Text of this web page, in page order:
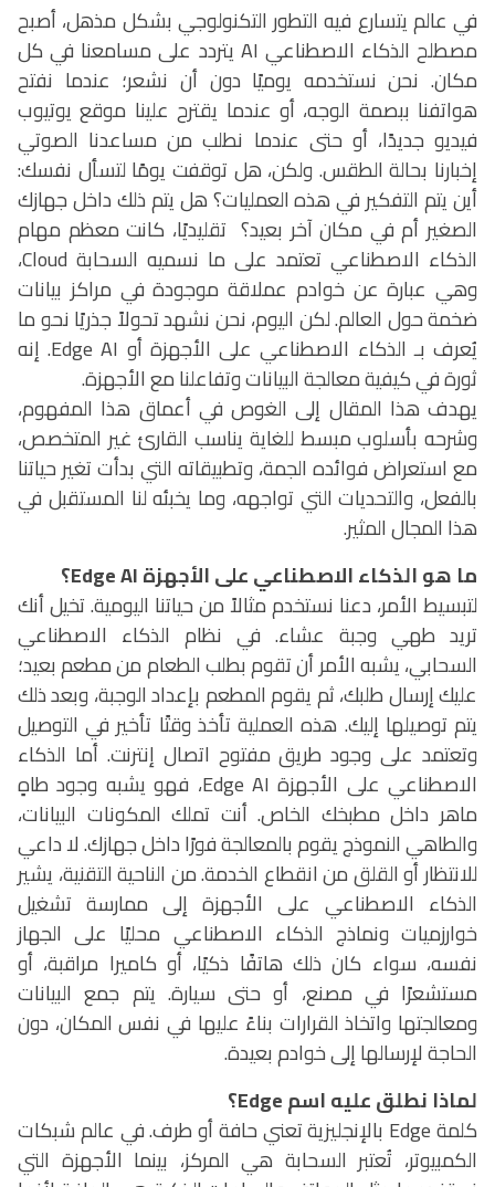
في عالم يتسارع فيه التطور التكنولوجي بشكل مذهل، أصبح
مصطلح الذكاء الاصطناعي AI يتردد على مسامعنا في كل
مكان. نحن نستخدمه يوميًا دون أن نشعر؛ عندما نفتح
هواتفنا ببصمة الوجه، أو عندما يقترح علينا موقع يوتيوب
فيديو جديدًا، أو حتى عندما نطلب من مساعدنا الصوتي
إخبارنا بحالة الطقس. ولكن، هل توقفت يومًا لتسأل نفسك:
أين يتم التفكير في هذه العمليات؟ هل يتم ذلك داخل جهازك
الصغير أم في مكان آخر بعيد؟ تقليديًا، كانت معظم مهام
الذكاء الاصطناعي تعتمد على ما نسميه السحابة Cloud،
وهي عبارة عن خوادم عملاقة موجودة في مراكز بيانات
ضخمة حول العالم. لكن اليوم، نحن نشهد تحولاً جذريًا نحو ما
يُعرف بـ الذكاء الاصطناعي على الأجهزة أو Edge AI. إنه
ثورة في كيفية معالجة البيانات وتفاعلنا مع الأجهزة.
يهدف هذا المقال إلى الغوص في أعماق هذا المفهوم،
وشرحه بأسلوب مبسط للغاية يناسب القارئ غير المتخصص،
مع استعراض فوائده الجمة، وتطبيقاته التي بدأت تغير حياتنا
بالفعل، والتحديات التي تواجهه، وما يخبئه لنا المستقبل في
هذا المجال المثير.
ما هو الذكاء الاصطناعي على الأجهزةEdge AI؟
لتبسيط الأمر، دعنا نستخدم مثالاً من حياتنا اليومية. تخيل أنك
تريد طهي وجبة عشاء. في نظام الذكاء الاصطناعي
السحابي، يشبه الأمر أن تقوم بطلب الطعام من مطعم بعيد؛
عليك إرسال طلبك، ثم يقوم المطعم بإعداد الوجبة، وبعد ذلك
يتم توصيلها إليك. هذه العملية تأخذ وقتًا تأخير في التوصيل
وتعتمد على وجود طريق مفتوح اتصال إنترنت. أما الذكاء
الاصطناعي على الأجهزة Edge AI، فهو يشبه وجود طاهٍ
ماهر داخل مطبخك الخاص. أنت تملك المكونات البيانات،
والطاهي النموذج يقوم بالمعالجة فورًا داخل جهازك. لا داعي
للانتظار أو القلق من انقطاع الخدمة.من الناحية التقنية، يشير
الذكاء الاصطناعي على الأجهزة إلى ممارسة تشغيل
خوارزميات ونماذج الذكاء الاصطناعي محليًا على الجهاز
نفسه، سواء كان ذلك هاتفًا ذكيًا، أو كاميرا مراقبة، أو
مستشعرًا في مصنع، أو حتى سيارة. يتم جمع البيانات
ومعالجتها واتخاذ القرارات بناءً عليها في نفس المكان، دون
الحاجة لإرسالها إلى خوادم بعيدة.
لماذا نطلق عليه اسمEdge؟
كلمةEdge بالإنجليزية تعني حافة أو طرف. في عالم شبكات
الكمبيوتر، تُعتبر السحابة هي المركز، بينما الأجهزة التي